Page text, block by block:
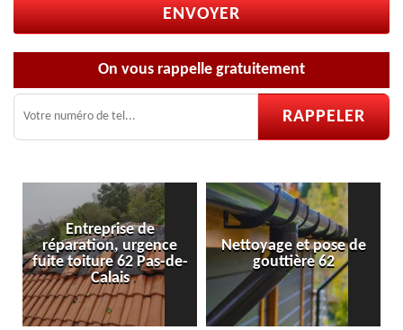
On vous rappelle gratuitement
Nettoyage et pose de
gouttière 62
Pose et réparation de
velux 62